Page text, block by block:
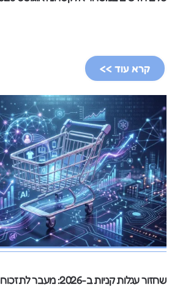
קרא עוד >>
שחזור עגלות קניות ב-2026: מעבר לתזכורות פשוטות